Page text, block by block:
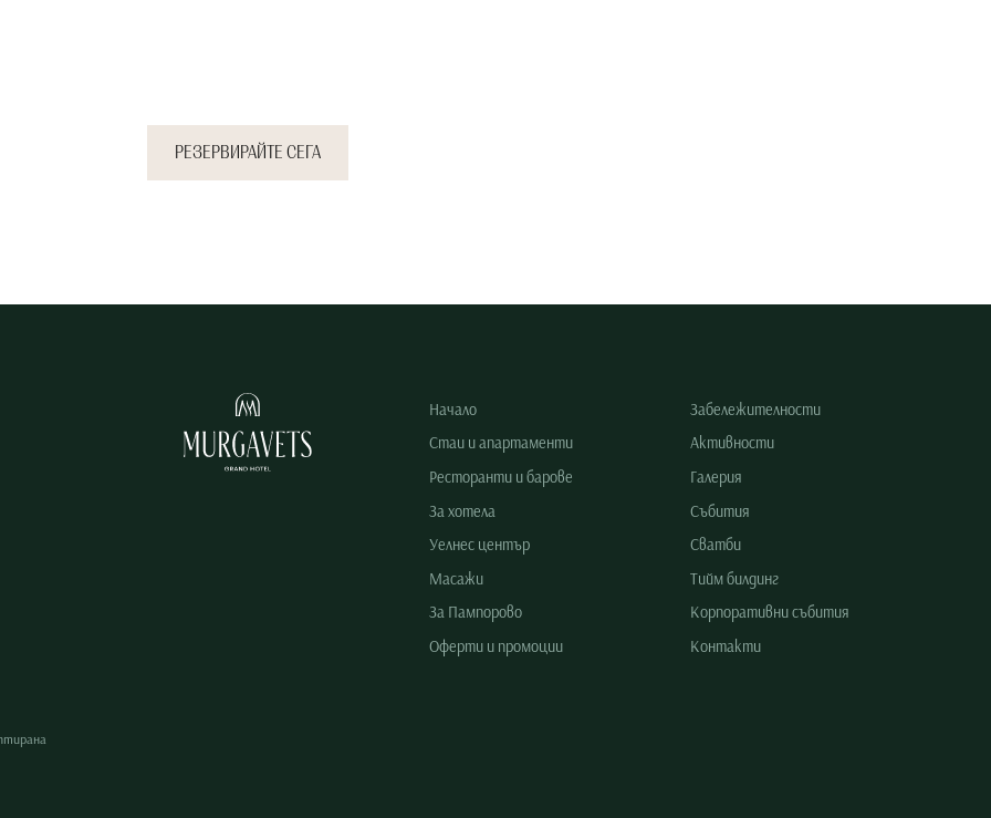
РЕЗЕРВИРАЙТЕ СЕГА
Начало
Стаи и апартаменти
Ресторанти и барове
За хотела
Уелнес център
Масажи
За Пампорово
Оферти и промоции
Забележителности
Активности
Галерия
Събития
Сватби
Тийм билдинг
Корпоративни събития
Контакти